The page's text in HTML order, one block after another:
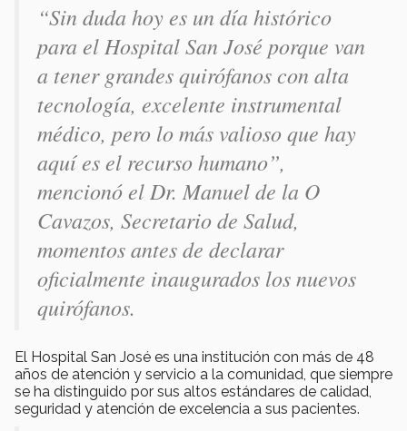
“Sin duda hoy es un día histórico
para el Hospital San José porque van
a tener grandes quirófanos con alta
tecnología, excelente instrumental
médico, pero lo más valioso que hay
aquí es el recurso humano”,
mencionó el Dr. Manuel de la O
Cavazos, Secretario de Salud,
momentos antes de declarar
oficialmente inaugurados los nuevos
quirófanos.
El Hospital San José es una institución con más de 48
años de atención y servicio a la comunidad, que siempre
se ha distinguido por sus altos estándares de calidad,
seguridad y atención de excelencia a sus pacientes.